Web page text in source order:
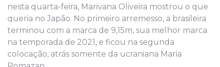
nesta quarta-feira, Marivana Oliveira mostrou o que
queria no Japão. No primeiro arremesso, a brasileira
terminou com a marca de 9,15m, sua melhor marca
na temporada de 2021, e ficou na segunda
colocação, atrás somente da ucraniana Maria